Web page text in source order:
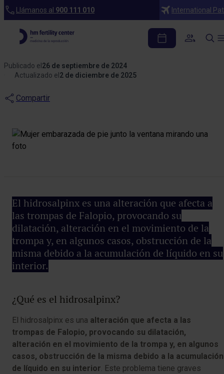
Llámanos al 900 111 010 International
Blog
Hidrosalpinx, ¿puedo
quedarme embarazada?
Publicado el 26 de septiembre de 2024
Actualizado el 2 de diciembre de 2025
Compartir
El hidrosalpinx es una alteración que afecta a
las trompas de Falopio, provocando su
dilatación, alteración en el movimiento de la
trompa y, en algunos casos, obstrucción de la
misma debido a la acumulación de líquido en su
interior.
¿Qué es el hidrosalpinx?
El hidrosalpinx es una alteración que afecta a las
trompas de Falopio, provocando su dilatación,
alteración en el movimiento de la trompa y, en algunos
casos, obstrucción de la misma debido a la acumulación
de líquido en su interior. Este problema tiene graves